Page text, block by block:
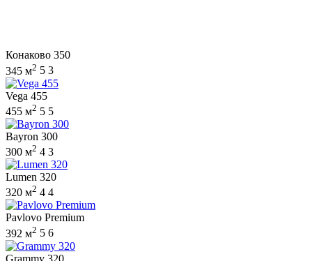
Конаково 350
345 м2 5 3
Vega 455
455 м2 5 5
Bayron 300
300 м2 4 3
Lumen 320
320 м2 4 4
Pavlovo Premium
392 м2 5 6
Grammy 320